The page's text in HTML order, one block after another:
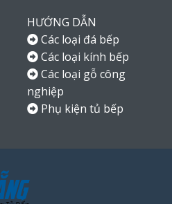
HƯỚNG DẪN
Các loại đá bếp
Các loại kính bếp
Các loại gỗ công
nghiệp
Phụ kiện tủ bếp